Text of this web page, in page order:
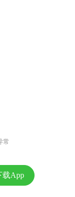
常
载App